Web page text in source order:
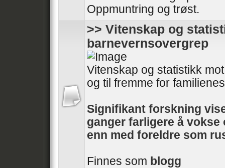
Oppmuntring og trøst.
>> Vitenskap og
barnevernsovergrep
Vitenskap og statistikk
og til fremme for
Signifikant forskning
ganger farligere å vokse
enn med foreldre som
Finnes som blogg